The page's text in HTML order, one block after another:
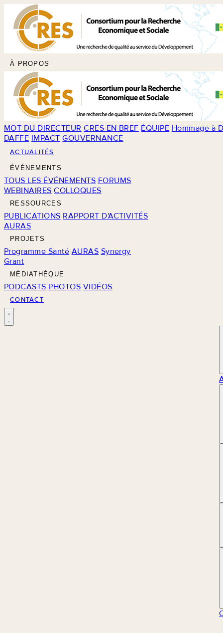
À PROPOS
MOT DU DIRECTEUR CRES EN BREF ÉQUIPE Hommage à
DAFFE IMPACT GOUVERNANCE
ACTUALITÉS
ÉVÉNEMENTS
TOUS LES ÉVÉNEMENTS FORUMS
WEBINAIRES COLLOQUES
RESSOURCES
PUBLICATIONS RAPPORT D'ACTIVITÉS
AURAS
PROJETS
Programme Santé AURAS Synergy
Grant
MÉDIATHÈQUE
PODCASTS PHOTOS VIDÉOS
CONTACT